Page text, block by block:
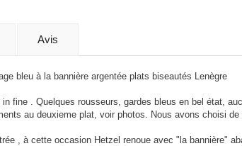
Avis
bleu à la bannière argentée plats biseautés Lenègre
fine . Quelques rousseurs, gardes bleus en bel état,
au deuxieme plat, voir photos. Nous avons choisi
, à cette occasion Hetzel renoue avec "la bannière"